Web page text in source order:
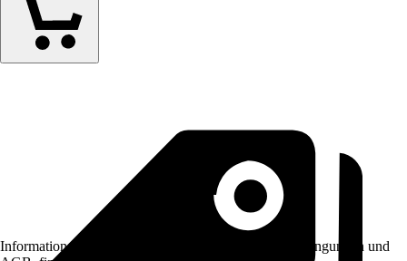
Informationen des Verkäufers, wie z. B. Rückgabebedingungen und